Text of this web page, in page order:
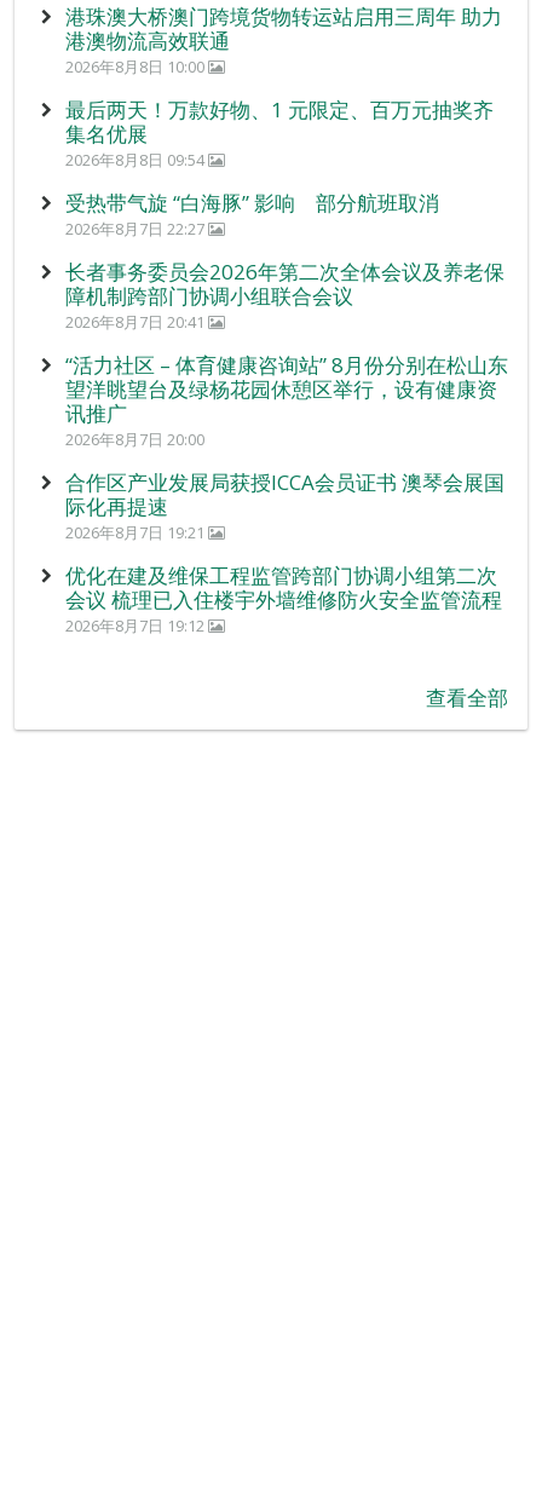
港珠澳大桥澳门跨境货物转运站启用三周年 助力
港澳物流高效联通
2026年8月8日 10:00
最后两天！万款好物、1 元限定、百万元抽奖齐
集名优展
2026年8月8日 09:54
受热带气旋 “白海豚” 影响 部分航班取消
2026年8月7日 22:27
长者事务委员会2026年第二次全体会议及养老保
障机制跨部门协调小组联合会议
2026年8月7日 20:41
“活力社区 – 体育健康咨询站” 8月份分别在松山东
望洋眺望台及绿杨花园休憩区举行，设有健康资
讯推广
2026年8月7日 20:00
合作区产业发展局获授ICCA会员证书 澳琴会展国
际化再提速
2026年8月7日 19:21
优化在建及维保工程监管跨部门协调小组第二次
会议 梳理已入住楼宇外墙维修防火安全监管流程
2026年8月7日 19:12
查看全部